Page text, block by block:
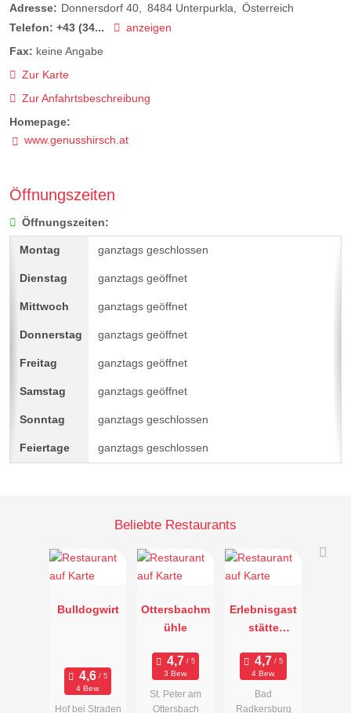
Adresse: Donnersdorf 40 8484 Unterpurkla
Österreich
Telefon: +43 (34...
anzeigen
Fax: keine Angabe
Zur Karte
Zur Anfahrtsbeschreibung
Homepage:
www.genusshirsch.at
Öffnungszeiten
Öffnungszeiten:
ganztags geschlossen
ganztags geöffnet
ganztags geöffnet
ganztags geöffnet
ganztags geöffnet
ganztags geöffnet
ganztags geschlossen
ganztags geschlossen
Beliebte Restaurants
Bulldogwirt
4 Bew.
Hof bei Straden
Ottersbachm
ühle
3 Bew.
St. Peter am
Ottersbach
Erlebnisgast
stätte
dl
4 Bew.
Bad
Radkersburg